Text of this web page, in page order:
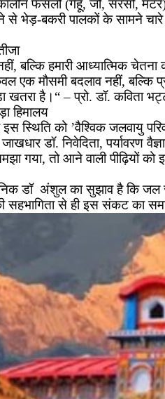
फसलों (गेहूं, जौ, सरसों,
से भेड़-बकरी पालकों के सामने चारे
बल्कि हमारी आध्यात्मिक
एक मौसमी बदलाव नहीं,
खतरा है।“ – प्रो. डॉ. कविता
हिमालय
इस स्थिति को ’वैश्विक जलवायु
डॉ. निवेदिता, पर्यावरण
गया, तो आने वाली पीढ़ियों को
डॉ अंशुल का सुझाव है कि
सहभागिता से ही इस संकट का